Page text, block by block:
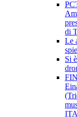
di
Le
Si